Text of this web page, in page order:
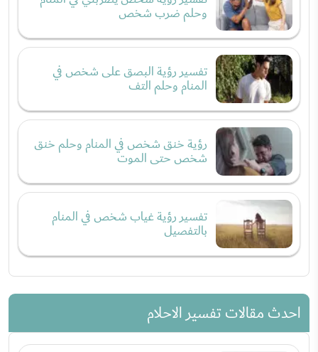
وحلم ضرب شخص
تفسير رؤية البصق على شخص في
المنام وحلم التف
رؤية خنق شخص في المنام وحلم خنق
شخص حتى الموت
تفسير رؤية غياب شخص في المنام
بالتفصيل
احدث مقالات تفسير الاحلام